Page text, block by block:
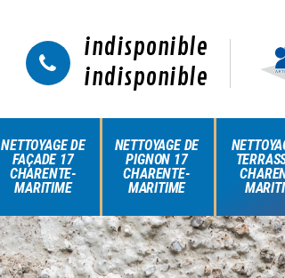
indisponible
indisponible
NETTOYAGE DE
FAÇADE 17
CHARENTE-
MARITIME
NETTOYAGE DE
PIGNON 17
CHARENTE-
MARITIME